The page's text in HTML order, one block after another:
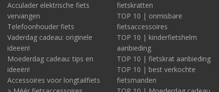
Acculader elektrische fiets
vervangen
Telefoonhouder fiets
Vaderdag cadeau: originele
ideeën!
Moederdag cadeau: tips en
ideeën!
Accessoires voor longtailfiets
fietskratten
TOP 10 | onmisbare
fietsaccessoires
TOP 10 | kinderfietshelm
aanbieding
TOP 10 | fietskrat aanbieding
TOP 10 | best verkochte
fietsmanden